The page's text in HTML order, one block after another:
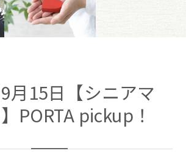
月15日【シニアマ
PORTA pickup！